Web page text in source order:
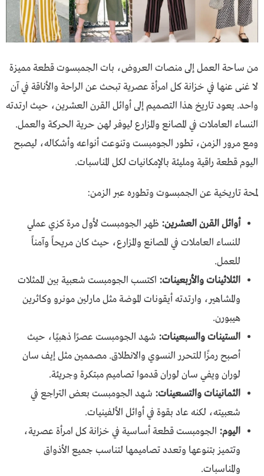
من ساحة العمل إلى منصات العروض، بات الجمبسوت قطعة مميزة
لا غنى عنها في خزانة كل امرأة عصرية تبحث عن الراحة والأناقة في آن
واحد. يعود تاريخ هذا التصميم إلى أوائل القرن العشرين، حيث ارتدته
النساء العاملات في المصانع والمزارع ليوفر لهن حرية الحركة والعمل.
ومع مرور الزمن، تطور الجومبست وتنوعت أنواعه وأشكاله، ليصبح
اليوم قطعة راقية ومليئة بالإمكانيات لكل المناسبات.
لمحة تاريخية عن الجمبسوت وتطوره عبر الزمن:
أوائل القرن العشرين: ظهر الجومبست لأول مرة كزي عملي
للنساء العاملات في المصانع والمزارع، حيث كان مريحاً وآمناً
للعمل.
الثلاثينات والأربعينات: اكتسب الجومبست شعبية بين الممثلات
والمشاهير، وارتدته أيقونات الموضة مثل مارلين مونرو وكاثرين
هيبورن.
الستينات والسبعينات: شهد الجومبست عصرًا ذهبيًا، حيث
أصبح رمزًا للتحرر النسوي والانطلاق. مصممين مثل إيف سان
لوران ويفي سان لوران قدموا تصاميم مبتكرة وجريئة.
الثمانينات والتسعينات: شهد الجومبست بعض التراجع في
شعبيته، لكنه عاد بقوة في أوائل الألفينيات.
اليوم: الجومبست قطعة أساسية في خزانة كل امرأة عصرية،
وتتميز بتنوعها وتعدد تصاميمها لتناسب جميع الأذواق
والمناسبات.